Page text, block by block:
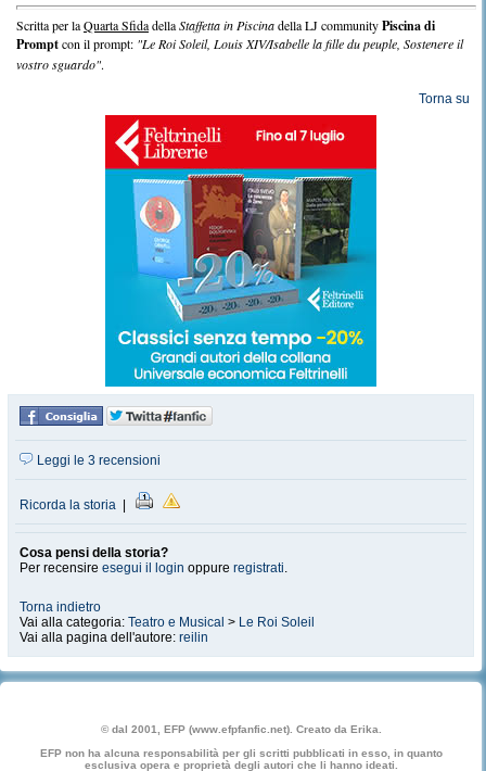
Scritta per laQuarta SfidadellaStaffetta in Piscinadella LJ communityPiscina di
Promptcon il prompt: "Le Roi Soleil, Louis XIV/Isabelle la fille du peuple, Sostenere il
vostro sguardo".
Torna su
Leggi le 3 recensioni
Ricorda la storia
Cosa pensi della storia?
Per recensire esegui il login oppure registrati.
Torna indietro
Vai alla categoria: Teatro e Musical > Le Roi Soleil
Vai alla pagina dell'autore: reilin
© dal 2001, EFP (www.efpfanfic.net). Creato da Erika.
EFP non ha alcuna responsabilità per gli scritti pubblicati in esso, in quanto
esclusiva opera e proprietà degli autori che li hanno ideati.